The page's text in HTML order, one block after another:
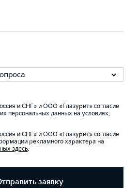
и СНГ» и ООО «Глазурит» согласие
персональных данных на условиях,
и СНГ» и ООО «Глазурит» согласие
рекламного характера на
здесь.
заявку